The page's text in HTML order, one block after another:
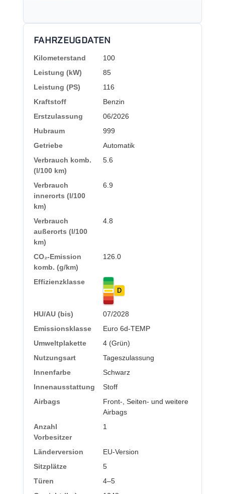
FAHRZEUGDATEN
Kilometerstand
100
Leistung (kW)
85
Leistung (PS)
116
Kraftstoff
Benzin
Erstzulassung
06/2026
Hubraum
999
Getriebe
Automatik
Verbrauch komb.
(l/100 km)
5.6
Verbrauch
innerorts (l/100
km)
6.9
Verbrauch
außerorts (l/100
km)
4.8
CO₂-Emission
komb. (g/km)
126.0
Effizienzklasse
D
HU/AU (bis)
07/2028
Emissionsklasse
Euro 6d-TEMP
Umweltplakette
4 (Grün)
Nutzungsart
Tageszulassung
Innenfarbe
Schwarz
Innenausstattung
Stoff
Airbags
Front-, Seiten- und weitere
Airbags
Anzahl
Vorbesitzer
1
Länderversion
EU-Version
Sitzplätze
5
Türen
4–5